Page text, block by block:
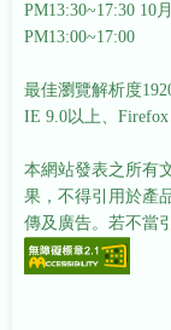
PM13:30~17:30 10
PM13:00~17:00
最佳瀏覽解析度
IE 9.0以上、Firefox
本網站發表之所有
果，不得引用於產
傳及廣告。若不當